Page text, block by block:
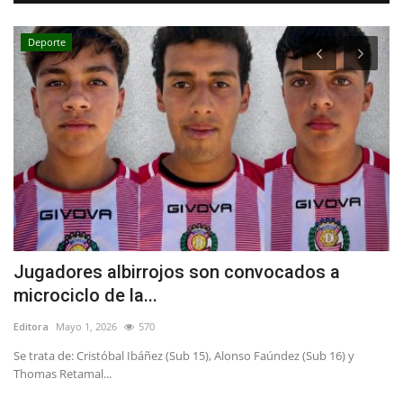
Tribunales
(VIDEO) Prisión preventiva para dos
imputados por crimen...
Editora Mayo 18, 2026
Los hechos ocurrieron en abril del año pasado en la vía pública